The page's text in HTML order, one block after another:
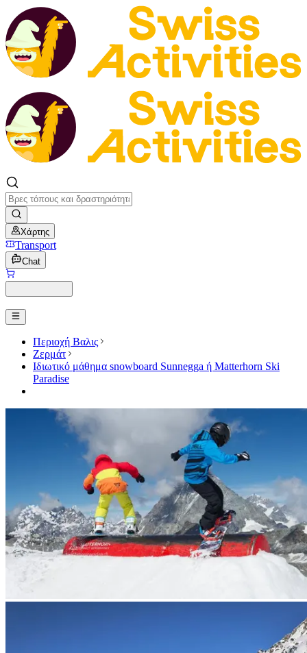
Χάρτης
Transport
Chat
Περιοχή Βαλις
Ζερμάτ
Ιδιωτικό μάθημα snowboard Sunnegga ή Matterhorn Ski
Paradise